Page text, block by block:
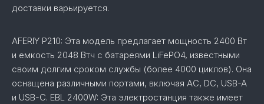
доставки варьируется.
AFERIY P210: Эта модель предлагает мощность 2400 Вт
и емкость 2048 Втч с батареями LiFePO4, известными
своим долгим сроком службы (более 4000 циклов). Она
оснащена различными портами, включая AC, DC, USB-A
и USB-C. EBL 2400W: Эта электростанция также имеет